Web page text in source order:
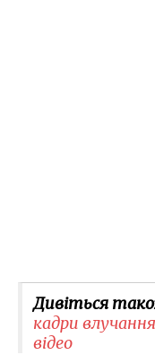
Дивіться
кадри
відео